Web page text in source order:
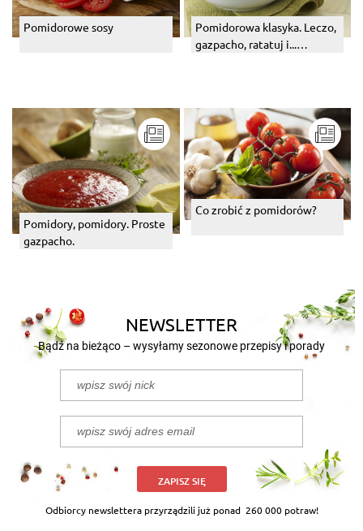
Pomidorowe sosy
Pomidorowa klasyka. Leczo,
gazpacho, ratatuj i...
Pomidory, pomidory. Proste
gazpacho.
Co zrobić z pomidorów?
NEWSLETTER
Bądź na bieżąco – wysyłamy sezonowe przepisy i porady
ZAPISZ SIĘ
Odbiorcy newslettera przyrządzili już ponad 260 000 potraw!